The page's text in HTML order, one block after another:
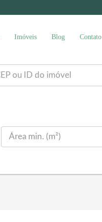
Imóveis Blog Contato